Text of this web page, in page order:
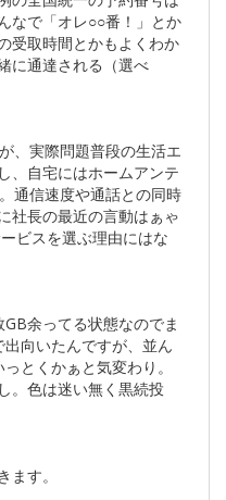
なで「オレ○○番！」とか
受取時間とかもよくわか
に通達される（選べ
、実際問題普段の生活エ
、自宅にはホームアンテ
通信速度や通話との同時
社長の最近の言動はぁゃ
ビスを選ぶ理由にはな
余ってる状態なのでま
向いたんですが、並ん
とくかぁと気変わり。
。色は迷い無く黒続投
ます。